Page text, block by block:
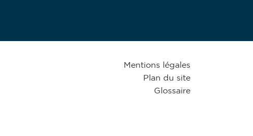
Mentions légales
Plan du site
Glossaire